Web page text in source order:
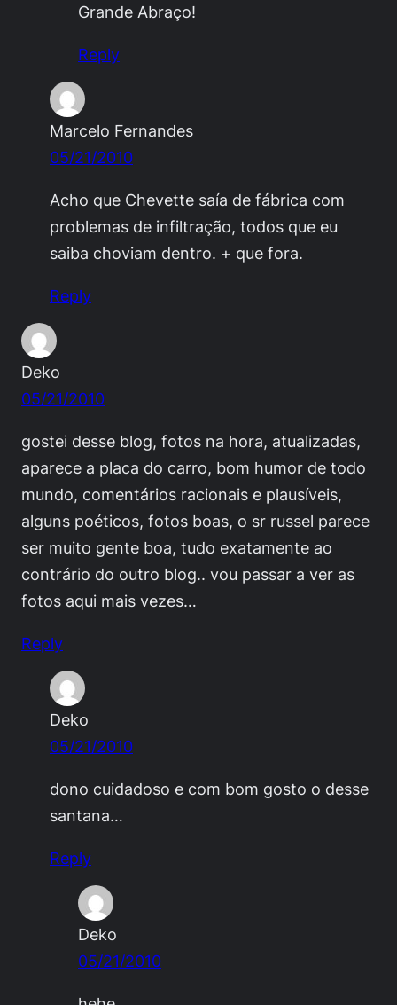
Grande Abraço!
Reply
Marcelo Fernandes
05/21/2010
Acho que Chevette saía de fábrica com
problemas de infiltração, todos que eu
saiba choviam dentro. + que fora.
Reply
Deko
05/21/2010
gostei desse blog, fotos na hora, atualizadas,
aparece a placa do carro, bom humor de todo
mundo, comentários racionais e plausíveis,
alguns poéticos, fotos boas, o sr russel parece
ser muito gente boa, tudo exatamente ao
contrário do outro blog.. vou passar a ver as
fotos aqui mais vezes…
Reply
Deko
05/21/2010
dono cuidadoso e com bom gosto o desse
santana…
Reply
Deko
05/21/2010